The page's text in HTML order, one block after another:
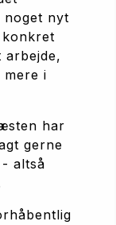
noget nyt
i
har
gerne
altså